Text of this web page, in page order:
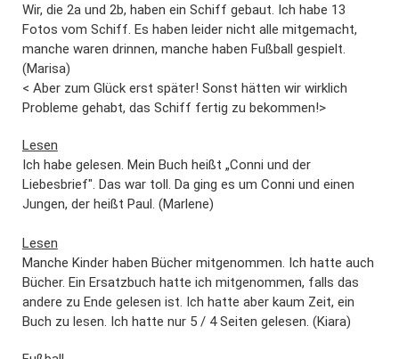
Wir, die 2a und 2b, haben ein Schiff gebaut. Ich habe 13
Fotos vom Schiff. Es haben leider nicht alle mitgemacht,
manche waren drinnen, manche haben Fußball gespielt.
(Marisa)
< Aber zum Glück erst später! Sonst hätten wir wirklich
Probleme gehabt, das Schiff fertig zu bekommen!>
Lesen
Ich habe gelesen. Mein Buch heißt „Conni und der
Liebesbrief". Das war toll. Da ging es um Conni und einen
Jungen, der heißt Paul. (Marlene)
Lesen
Manche Kinder haben Bücher mitgenommen. Ich hatte auch
Bücher. Ein Ersatzbuch hatte ich mitgenommen, falls das
andere zu Ende gelesen ist. Ich hatte aber kaum Zeit, ein
Buch zu lesen. Ich hatte nur 5 / 4 Seiten gelesen. (Kiara)